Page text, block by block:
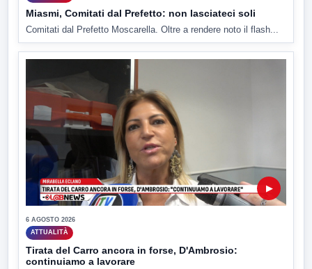
Miasmi, Comitati dal Prefetto: non lasciateci soli
Comitati dal Prefetto Moscarella. Oltre a rendere noto il flash...
▶
6 AGOSTO 2026
ATTUALITÀ
Tirata del Carro ancora in forse, D'Ambrosio:
continuiamo a lavorare